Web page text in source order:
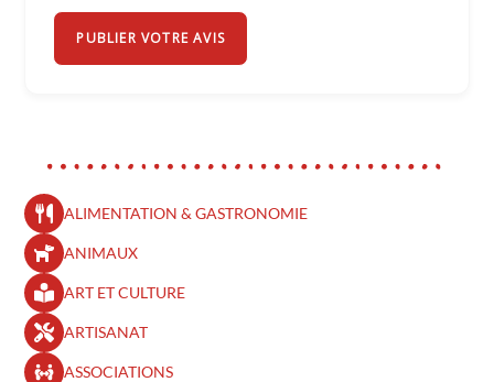
PUBLIER VOTRE AVIS
ALIMENTATION & GASTRONOMIE
ANIMAUX
ART ET CULTURE
ARTISANAT
ASSOCIATIONS